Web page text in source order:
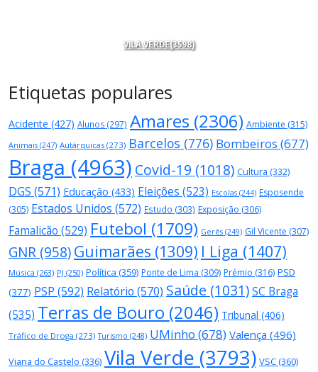
VILA VERDE(3598)
Etiquetas populares
Acidente (427) Alunos (297) Amares (2306) Ambiente (315)
Animais (247) Autárquicas (273) Barcelos (776) Bombeiros (677)
Braga (4963) Covid-19 (1018) Cultura (332)
DGS (571) Educação (433) Eleições (523) Escolas (244) Esposende
(305) Estados Unidos (572) Estudo (303) Exposição (306)
Famalicão (529) Futebol (1709) Gerês (249) Gil Vicente (307)
GNR (958)Guimarães (1309) I Liga (1407)
Música (263) PJ (250) Política (359) Ponte de Lima (309) Prémio (316) PSD
(377) PSP (592) Relatório (570) Saúde (1031)SC Braga
(535) Terras de Bouro (2046) Tribunal (406)
Tráfico de Droga (273) Turismo (248) UMinho (678) Valença (496)
Viana do Castelo (336) Vila Verde (3793) VSC(360)